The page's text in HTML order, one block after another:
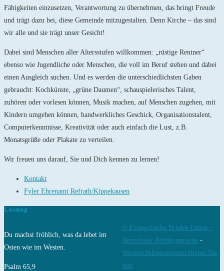
Fähigkeiten einzusetzen, Verantwortung zu übernehmen, das bringt Freude
und trägt dazu bei, diese Gemeinde mitzugestalten. Denn Kirche – das sind
wir alle und sie trägt unser Gesicht!
Dabei sind Menschen aller Altersstufen willkommen: „rüstige Rentner“
ebenso wie Jugendliche oder Menschen, die voll im Beruf stehen und dabei
einen Ausgleich suchen. Und es werden die unterschiedlichsten Gaben
gebraucht: Kochkünste, „grüne Daumen“, schauspielerisches Talent,
zuhören oder vorlesen können, Musik machen, auf Menschen zugehen, mit
Kindern umgehen können, handwerkliches Geschick, Organisationstalent,
Computerkenntnisse, Kreativität oder auch einfach die Lust, z.B.
Monatsgrüße oder Plakate zu verteilen.
Wir freuen uns darauf, Sie und Dich kennen zu lernen!
Kontakt
Fyler Ehrenamt Refrath/Kippekausen
Losung
Du machst fröhlich, was da lebet im
Osten wie im Westen.
Psalm 65,9
© Evangelische Brüder-Unität –
Herrnhuter Brüdergemeine -
Weitere Informationen finden Sie
hier